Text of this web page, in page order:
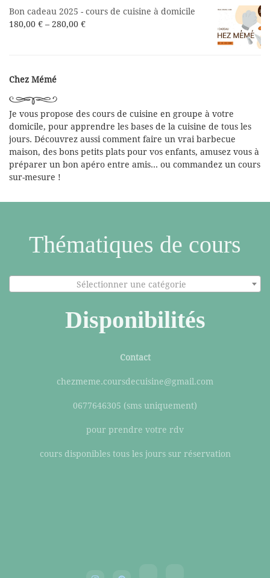
Bon cadeau 2025 - cours de cuisine à domicile
180,00 € – 280,00 €
Chez Mémé
Je vous propose des cours de cuisine en groupe à votre
domicile, pour apprendre les bases de la cuisine de tous les
jours. Découvrez aussi comment faire un vrai barbecue
maison, des bons petits plats pour vos enfants, amusez vous à
préparer un bon apéro entre amis... ou commandez un cours
sur-mesure !
Thématiques de cours
Sélectionner une catégorie
Disponibilités
Contact
chezmeme.coursdecuisine@gmail.com
0677646305 (sms uniquement)
pour prendre votre rdv
cours disponibles tous les jours sur réservation